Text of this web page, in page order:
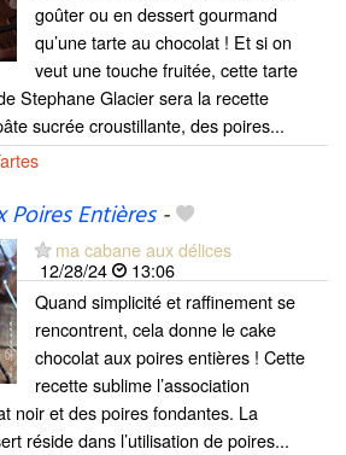
goûter ou en dessert gourmand
qu’une tarte au chocolat ! Et si on
veut une touche fruitée, cette tarte
Stephane Glacier sera la recette
sucrée croustillante, des poires...
Poires Entières-
ma cabane aux délices
12/28/24
13:06
Quand simplicité et raffinement se
rencontrent, cela donne le cake
chocolat aux poires entières ! Cette
recette sublime l’association
noir et des poires fondantes. La
réside dans l’utilisation de poires...